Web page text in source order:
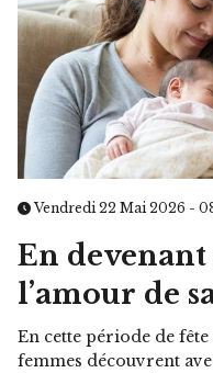
Vendredi 22 Mai 2026 -
En
l’amour de
En cette période de
femmes découvrent